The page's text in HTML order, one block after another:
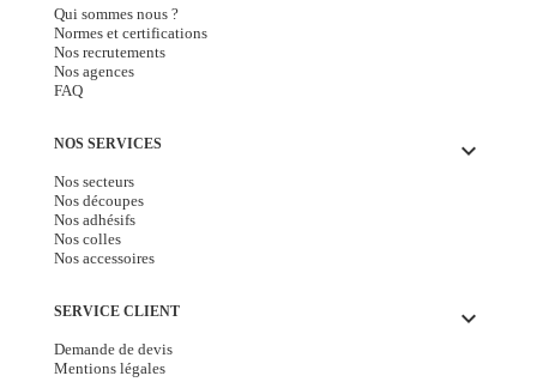
Qui sommes nous ?
Normes et certifications
Nos recrutements
Nos agences
FAQ
NOS SERVICES keyboard_arrow_down
Nos secteurs
Nos découpes
Nos adhésifs
Nos colles
Nos accessoires
SERVICE CLIENT keyboard_arrow_down
Demande de devis
Mentions légales